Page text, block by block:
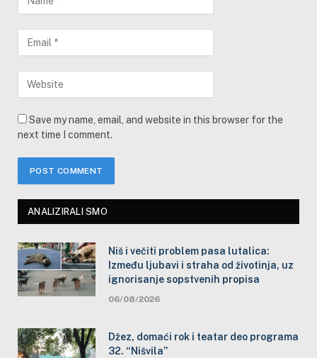
Save my name, email, and website in this browser for the
next time I comment.
ANALIZIRALI SMO
Niš i večiti problem pasa lutalica:
Između ljubavi i straha od životinja, uz
ignorisanje sopstvenih propisa
06/08/2026
Džez, domaći rok i teatar deo programa
32. “Nišvila”